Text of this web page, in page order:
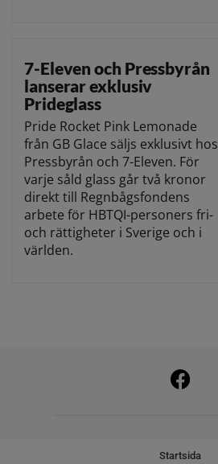
7-Eleven och Pressbyrån
lanserar exklusiv
Prideglass
Pride Rocket Pink Lemonade
från GB Glace säljs exklusivt hos
Pressbyrån och 7-Eleven. För
varje såld glass går två kronor
direkt till Regnbågsfondens
arbete för HBTQI-personers fri-
och rättigheter i Sverige och i
världen.
Startsida